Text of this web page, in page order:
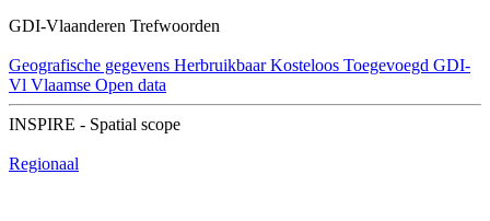
GDI-Vlaanderen Trefwoorden
Geografische gegevens Herbruikbaar Kosteloos Toegevoegd GDI-
Vl Vlaamse Open data
INSPIRE - Spatial scope
Regionaal